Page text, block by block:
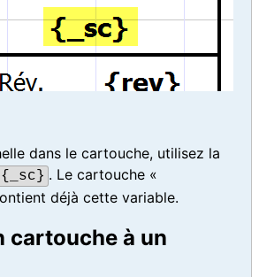
dans le cartouche, utilisez la
{_sc} . Le cartouche «
déjà cette variable.
cartouche à un